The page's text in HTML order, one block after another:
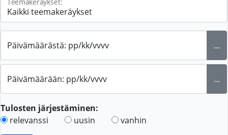
Päivämäärästä: pp/kk/vvvv ...
Päivämäärään: pp/kk/vvvv ...
Tulosten järjestäminen:
relevanssi
uusin vanhin